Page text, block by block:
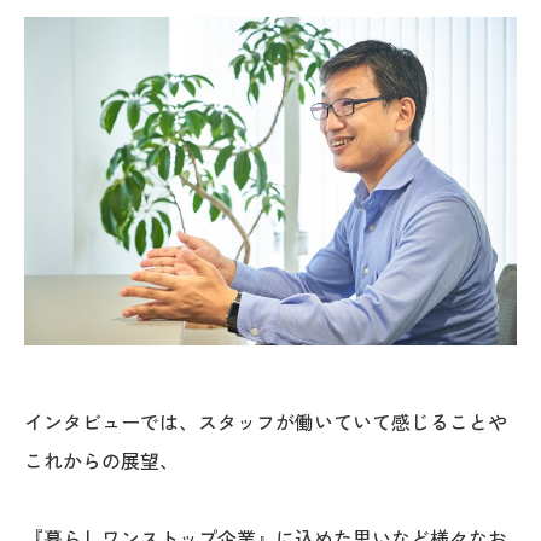
オレンジフェア
協力会社の皆様へ
住まいのなんでも相談
土地･空き家 不動産相談
資料請求
お問い合わせ
インタビューでは、スタッフが働いていて感じることや
これからの展望、